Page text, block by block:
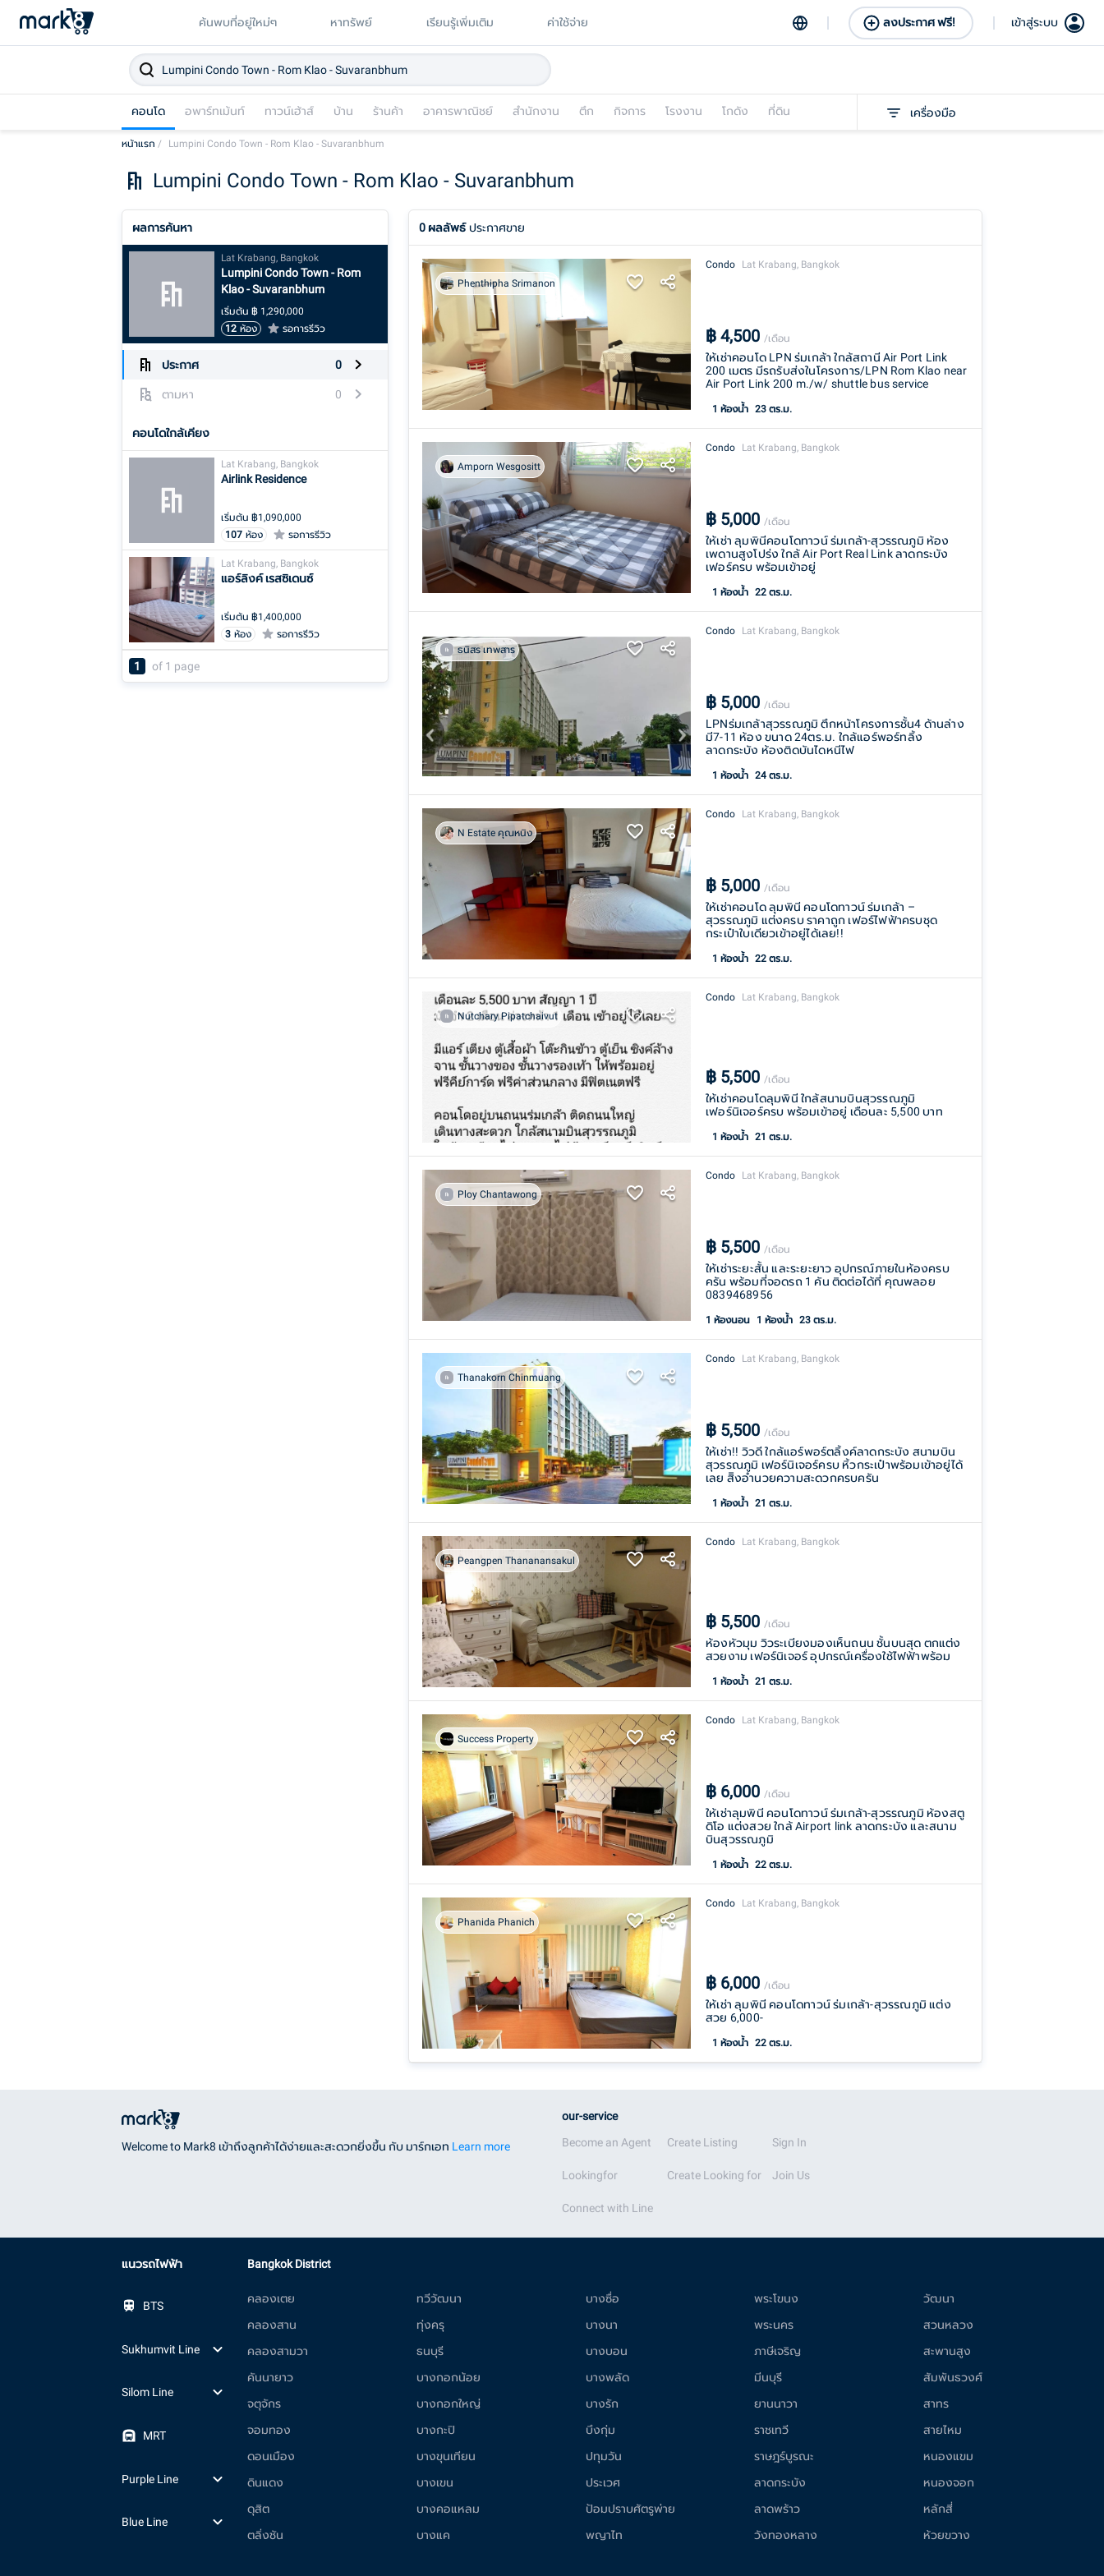
ค้นพบที่อยู่ใหม่ๆ หาทรัพย์ เรียนรู้เพิ่มเติม ค่าใช้จ่าย ลงประกาศ ฟรี! เข้าสู่ระบบ
คอนโด อพาร์ทเม้นท์ ทาวน์เฮ้าส์ บ้าน ร้านค้า อาคารพาณิชย์ สำนักงาน ตึก กิจการ โรงงาน โกดัง ที่ดิน เครื่องมือ
หน้าแรก / Lumpini Condo Town - Rom Klao - Suvaranbhum
Lumpini Condo Town - Rom Klao - Suvaranbhum
ผลการค้นหา
Lat Krabang, Bangkok
Lumpini Condo Town - Rom
Klao - Suvaranbhum
เริ่มต้น ฿ 1,290,000
12 ห้อง รอการรีวิว
ประกาศ 0
ตามหา 0
คอนโดใกล้เคียง
Lat Krabang, Bangkok
Airlink Residence
เริ่มต้น ฿1,090,000
107 ห้อง รอการรีวิว
Lat Krabang, Bangkok
แอร์ลิงค์ เรสซิเดนซ์
เริ่มต้น ฿1,400,000
3 ห้อง รอการรีวิว
1 of 1 page
0ผลลัพธ์ ประกาศขาย
Phenthipha Srimanon
Condo Lat Krabang, Bangkok
฿ 4,500 /เดือน
ให้เช่าคอนโด LPN ร่มเกล้า ใกล้สถานี Air Port Link
200 เมตร มีรถรับส่งในโครงการ/LPN Rom Klao near
Air Port Link 200 m./w/ shuttle bus service
1 ห้องน้ำ 23 ตร.ม.
Amporn Wesgositt
Condo Lat Krabang, Bangkok
฿ 5,000 /เดือน
ให้เช่า ลุมพินีคอนโดทาวน์ ร่มเกล้า-สุวรรณภูมิ ห้อง
เพดานสูงโปร่ง ใกล้ Air Port Real Link ลาดกระบัง
เฟอร์ครบ พร้อมเข้าอยู่
1 ห้องน้ำ 22 ตร.ม.
ธนิสร เทพสาร
Condo Lat Krabang, Bangkok
฿ 5,000 /เดือน
LPNร่มเกล้าสุวรรณภูมิ ตึกหน้าโครงการชั้น4 ด้านล่าง
มี7-11 ห้อง ขนาด 24ตร.ม. ใกล้แอร์พอร์ทลิ้ง
ลาดกระบัง ห้องติดบันไดหนีไฟ
1 ห้องน้ำ 24 ตร.ม.
N Estate คุณหนิง
Condo Lat Krabang, Bangkok
฿ 5,000 /เดือน
ให้เช่าคอนโด ลุมพินี คอนโดทาวน์ ร่มเกล้า –
สุวรรณภูมิ แต่งครบ ราคาถูก เฟอร์ไฟฟ้าครบชุด
กระเป๋าใบเดียวเข้าอยู่ได้เลย!!
1 ห้องน้ำ 22 ตร.ม.
Nutchary Pipatchaivut
Condo Lat Krabang, Bangkok
฿ 5,500 /เดือน
ให้เช่าคอนโดลุมพินี ใกล้สนามบินสุวรรณภูมิ
เฟอร์นิเจอร์ครบ พร้อมเข้าอยู่ เดือนละ 5,500 บาท
1 ห้องน้ำ 21 ตร.ม.
Ploy Chantawong
Condo Lat Krabang, Bangkok
฿ 5,500 /เดือน
ให้เช่าระยะสั้น และระยะยาว อุปกรณ์ภายในห้องครบ
ครัน พร้อมที่จอดรถ 1 คัน ติดต่อได้ที่ คุณพลอย
0839468956
1 ห้องนอน 1 ห้องน้ำ 23 ตร.ม.
Thanakorn Chinmuang
Condo Lat Krabang, Bangkok
฿ 5,500 /เดือน
ให้เช่า!! วิวดี ใกล้แอร์พอร์ตลิ้งค์ลาดกระบัง สนามบิน
สุวรรณภูมิ เฟอร์นิเจอร์ครบ หิ้วกระเป๋าพร้อมเข้าอยู่ได้
เลย สิิงอำนวยความสะดวกครบครัน
1 ห้องน้ำ 21 ตร.ม.
Peangpen Thananansakul
Condo Lat Krabang, Bangkok
฿ 5,500 /เดือน
ห้องหัวมุม วิวระเบียงมองเห็นถนน ชั้นบนสุด ตกแต่ง
สวยงาม เฟอร์นิเจอร์ อุปกรณ์เครื่องใช้ไฟฟ้าพร้อม
1 ห้องน้ำ 21 ตร.ม.
Success Property
Condo Lat Krabang, Bangkok
฿ 6,000 /เดือน
ให้เช่าลุมพินี คอนโดทาวน์ ร่มเกล้า-สุวรรณภูมิ ห้องสตู
ดิโอ แต่งสวย ใกล้ Airport link ลาดกระบัง และสนาม
บินสุวรรณภูมิ
1 ห้องน้ำ 22 ตร.ม.
Phanida Phanich
Condo Lat Krabang, Bangkok
฿ 6,000 /เดือน
ให้เช่า ลุมพินี คอนโดทาวน์ ร่มเกล้า-สุวรรณภูมิ แต่ง
สวย 6,000-
1 ห้องน้ำ 22 ตร.ม.
Welcome to Mark8 เข้าถึงลูกค้าได้ง่ายและสะดวกยิ่งขึ้น กับ มาร์กเอท Learn more
our-service
Become an Agent
Lookingfor
Connect with Line
Create Listing
Create Looking for
Sign In
Join Us
แนวรถไฟฟ้า
BTS
Sukhumvit Line
Silom Line
MRT
Purple Line
Blue Line
Bangkok District
คลองเตย
คลองสาน
คลองสามวา
คันนายาว
จตุจักร
จอมทอง
ดอนเมือง
ดินแดง
ดุสิต
ตลิ่งชัน
ทวีวัฒนา
ทุ่งครุ
ธนบุรี
บางกอกน้อย
บางกอกใหญ่
บางกะปิ
บางขุนเทียน
บางเขน
บางคอแหลม
บางแค
บางซื่อ
บางนา
บางบอน
บางพลัด
บางรัก
บึงกุ่ม
ปทุมวัน
ประเวศ
ป้อมปราบศัตรูพ่าย
พญาไท
พระโขนง
พระนคร
ภาษีเจริญ
มีนบุรี
ยานนาวา
ราชเทวี
ราษฎร์บูรณะ
ลาดกระบัง
ลาดพร้าว
วังทองหลาง
วัฒนา
สวนหลวง
สะพานสูง
สัมพันธวงศ์
สาทร
สายไหม
หนองแขม
หนองจอก
หลักสี่
ห้วยขวาง